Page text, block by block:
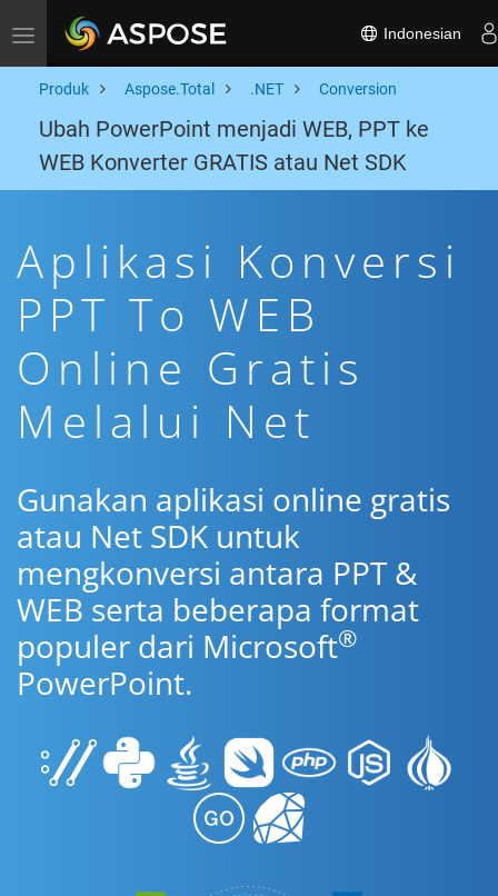
Toggle navigation Indonesian
Produk Aspose.Total .NET Conversion
Ubah PowerPoint menjadi WEB, PPT ke
WEB Konverter GRATIS atau Net SDK
Aplikasi Konversi
PPT To WEB
Online Gratis
Melalui Net
Gunakan aplikasi online gratis
atau Net SDK untuk
mengkonversi antara PPT &
WEB serta beberapa format
populer dari Microsoft®
PowerPoint.